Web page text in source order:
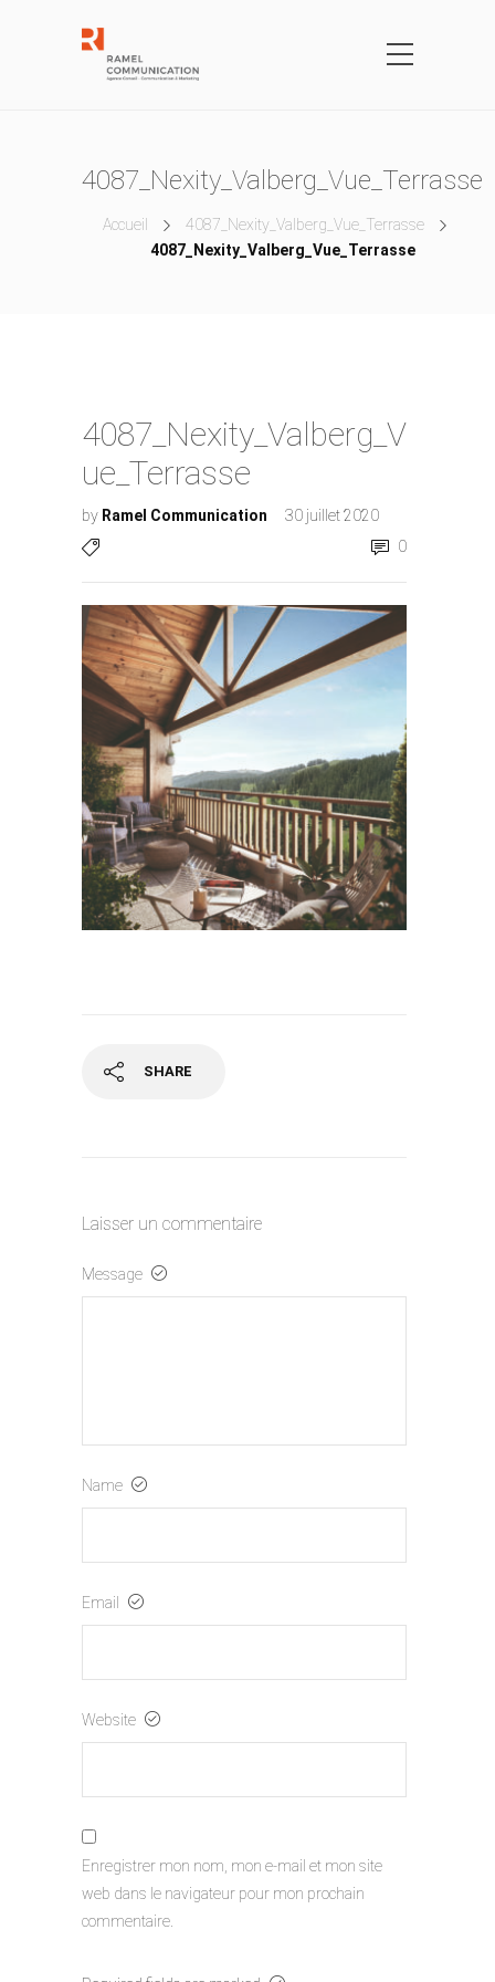
4087_Nexity_Valberg_Vue_Terrasse
Accueil
4087_Nexity_Valberg_Vue_Terrasse
4087_Nexity_Valberg_Vue_Terrasse
4087_Nexity_Valberg_V
ue_Terrasse
by Ramel Communication
30 juillet 2020
0
SHARE
Laisser un commentaire
Message
Name
Email
Website
Enregistrer mon nom, mon e-mail et mon site
web dans le navigateur pour mon prochain
commentaire.